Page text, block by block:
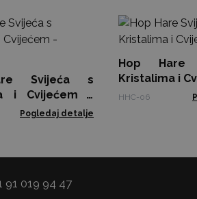
Svijeća s
i Cvijećem -
Pogledaj detalje
Hop Hare
Kristalima i
HHC-06
91 019 94 47